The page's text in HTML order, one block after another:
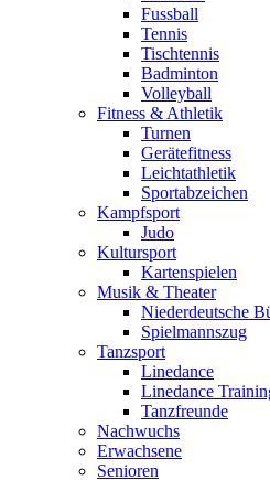
Fussball
Tennis
Tischtennis
Badminton
Volleyball
Fitness & Athletik
Turnen
Gerätefitness
Leichtathletik
Sportabzeichen
Kampfsport
Judo
Kultursport
Kartenspielen
Musik & Theater
Niederdeutsche
Spielmannszug
Tanzsport
Linedance
Linedance
Tanzfreunde
Nachwuchs
Erwachsene
Senioren